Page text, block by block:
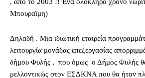
Μπουραϊμη)
Δηλαδή . Μια ιδιωτική εταιρεία
λειτουργία μονάδας επεξεργασίας
δήμου Φυλής , που όμως ο Δήμος Φυλής
μελλοντικώς στον ΕΣΔΚΝΑ που θα ήταν